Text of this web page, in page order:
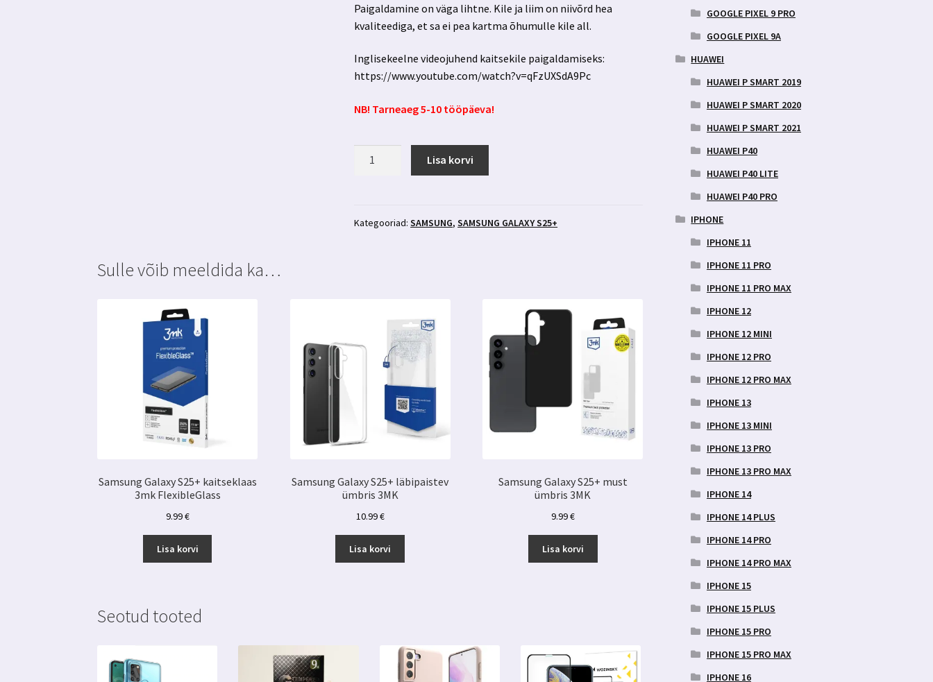
Paigaldamine on väga lihtne. Kile ja liim on niivõrd hea
kvaliteediga, et sa ei pea kartma õhumulle kile all.
Inglisekeelne videojuhend kaitsekile paigaldamiseks:
https://www.youtube.com/watch?v=qFzUXSdA9Pc
NB! Tarneaeg 5-10 tööpäeva!
3mk
Lisa korvi
Kategooriad:SAMSUNG,SAMSUNG GALAXY S25+
Sulle võib meeldida ka…
Samsung Galaxy S25+ kaitseklaas
3mk FlexibleGlass
9.99€
Lisa korvi
Samsung Galaxy S25+ läbipaistev
ümbris 3MK
10.99€
Lisa korvi
Samsung Galaxy S25+ must
ümbris 3MK
9.99€
Lisa korvi
Seotud tooted
GOOGLE PIXEL 9 PRO
GOOGLE PIXEL 9A
HUAWEI
HUAWEI P SMART 2019
HUAWEI P SMART 2020
HUAWEI P SMART 2021
HUAWEI P40
HUAWEI P40 LITE
HUAWEI P40 PRO
IPHONE
IPHONE 11
IPHONE 11 PRO
IPHONE 11 PRO MAX
IPHONE 12
IPHONE 12 MINI
IPHONE 12 PRO
IPHONE 12 PRO MAX
IPHONE 13
IPHONE 13 MINI
IPHONE 13 PRO
IPHONE 13 PRO MAX
IPHONE 14
IPHONE 14 PLUS
IPHONE 14 PRO
IPHONE 14 PRO MAX
IPHONE 15
IPHONE 15 PLUS
IPHONE 15 PRO
IPHONE 15 PRO MAX
IPHONE 16